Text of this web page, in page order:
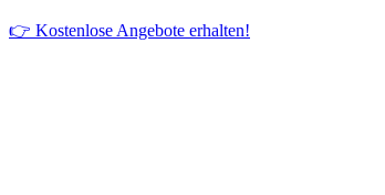
👉 Kostenlose Angebote erhalten!